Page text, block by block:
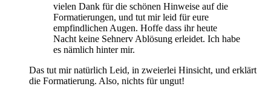
vielen Dank für die schönen Hinweise auf die
Formatierungen, und tut mir leid für eure
empfindlichen Augen. Hoffe dass ihr heute
Nacht keine Sehnerv Ablösung erleidet. Ich habe
es nämlich hinter mir.
Das tut mir natürlich Leid, in zweierlei Hinsicht, und erklärt
die Formatierung. Also, nichts für ungut!